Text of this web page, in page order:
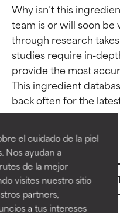
el cuidado de la piel
Nos ayudan a
de la mejor
visites nuestro sitio
partners,
a tus intereses
Why isn’t this
team is or will soon be
through research
studies require in-
provide the most
This ingredient
BACK
Ingrediente
beneficios
Ingrediente
beneficios